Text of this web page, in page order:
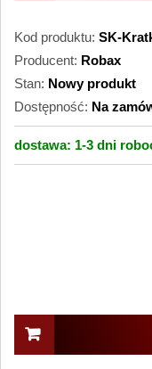
Kod produktu: SK-
Producent: Robax
Stan: Nowy produkt
Dostępność: Na
dostawa: 1-3 dni